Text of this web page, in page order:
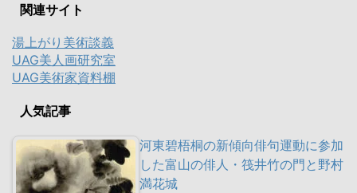
関連サイト
湯上がり美術談義
UAG美人画研究室
UAG美術家資料棚
人気記事
河東碧梧桐の新傾向俳句運動に参加
した富山の俳人・筏井竹の門と野村
満花城